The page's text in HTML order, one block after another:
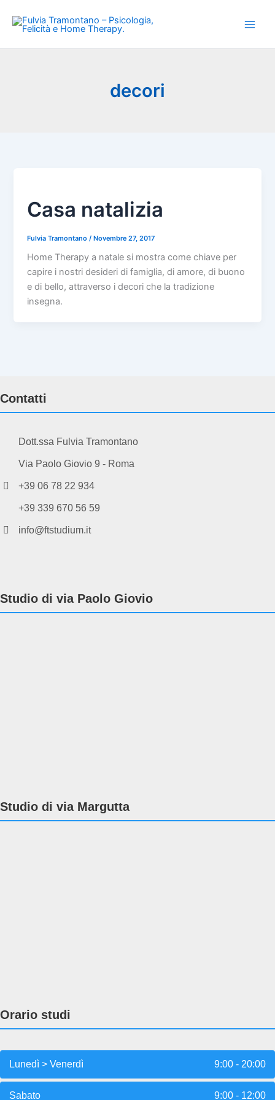
contenuto
decori
Casa natalizia
Fulvia Tramontano/Novembre 27, 2017
Home Therapy a natale si mostra come chiave per
capire i nostri desideri di famiglia, di amore, di buono
e di bello, attraverso i decori che la tradizione
insegna.
Contatti
Dott.ssa Fulvia Tramontano
Via Paolo Giovio 9 - Roma
+39 06 78 22 934
+39 339 670 56 59
info@ftstudium.it
Studio di via Paolo Giovio
Studio di via Margutta
Orario studi
Lunedì > Venerdì 9:00 - 20:00
Sabato 9:00 - 12:00